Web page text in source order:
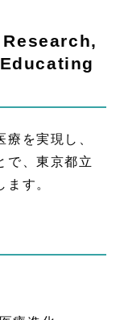
を実現し、
で、東京都立
す。